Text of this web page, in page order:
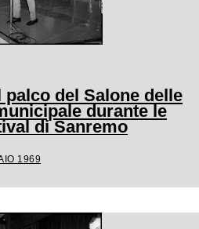
del Salone delle
durante le
di Sanremo
1969